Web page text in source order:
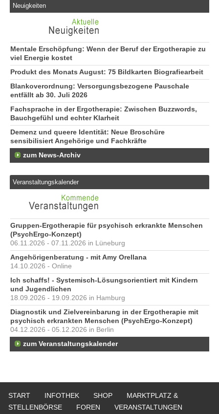
Neuigkeiten
Mentale Erschöpfung: Wenn der Beruf der Ergotherapie zu
viel Energie kostet
Produkt des Monats August: 75 Bildkarten Biografiearbeit
Blankoverordnung: Versorgungsbezogene Pauschale
entfällt ab 30. Juli 2026
Fachsprache in der Ergotherapie: Zwischen Buzzwords,
Bauchgefühl und echter Klarheit
Demenz und queere Identität: Neue Broschüre
sensibilisiert Angehörige und Fachkräfte
zum News-Archiv
Veranstaltungskalender
Gruppen-Ergotherapie für psychisch erkrankte Menschen
(PsychErgo-Konzept)
06.11.2026 - 07.11.2026 in Lüneburg
Angehörigenberatung - mit Amy Orellana
14.10.2026 - Online
Ich schaffs! - Systemisch-Lösungsorientiert mit Kindern
und Jugendlichen
18.09.2026 - 19.09.2026 in Hamburg
Diagnostik und Zielvereinbarung in der Ergotherapie mit
psychisch erkrankten Menschen (PsychErgo-Konzept)
04.12.2026 - 05.12.2026 in Berlin
zum Veranstaltungskalender
START INFOTHEK SHOP
MARKTPLATZ &
STELLENBÖRSE
FOREN
VERANSTALTUNGEN